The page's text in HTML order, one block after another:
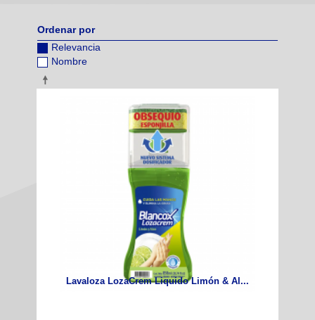
Ordenar por
Relevancia
Nombre
Lavaloza LozaCrem Liquido Limón & Al...